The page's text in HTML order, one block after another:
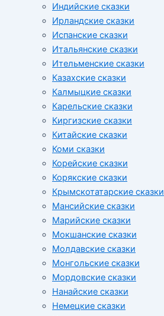
Индийские сказки
Ирландские сказки
Испанские сказки
Итальянские сказки
Ительменские сказки
Казахские сказки
Калмыцкие сказки
Карельские сказки
Киргизские сказки
Китайские сказки
Коми сказки
Корейские сказки
Корякские сказки
Крымскотатарские сказки
Мансийские сказки
Марийские сказки
Мокшанские сказки
Молдавские сказки
Монгольские сказки
Мордовские сказки
Нанайские сказки
Немецкие сказки